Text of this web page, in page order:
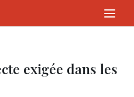
exigée dans les